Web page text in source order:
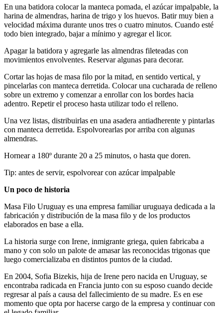
En una batidora colocar la manteca pomada, el azúcar impalpable, la
harina de almendras, harina de trigo y los huevos. Batir muy bien a
velocidad máxima durante unos tres o cuatro minutos. Cuando esté
todo bien integrado, bajar a mínimo y agregar el licor.
Apagar la batidora y agregarle las almendras fileteadas con
movimientos envolventes. Reservar algunas para decorar.
Cortar las hojas de masa filo por la mitad, en sentido vertical, y
pincelarlas con manteca derretida. Colocar una cucharada de relleno
sobre un extremo y comenzar a enrollar con los bordes hacia
adentro. Repetir el proceso hasta utilizar todo el relleno.
Una vez listas, distribuirlas en una asadera antiadherente y pintarlas
con manteca derretida. Espolvorearlas por arriba con algunas
almendras.
Hornear a 180º durante 20 a 25 minutos, o hasta que doren.
Tip: antes de servir, espolvorear con azúcar impalpable
Un poco de historia
Masa Filo Uruguay es una empresa familiar uruguaya dedicada a la
fabricación y distribución de la masa filo y de los productos
elaborados en base a ella.
La historia surge con Irene, inmigrante griega, quien fabricaba a
mano y con solo un palote de amasar las reconocidas trigonas que
luego comercializaba en distintos puntos de la ciudad.
En 2004, Sofia Bizekis, hija de Irene pero nacida en Uruguay, se
encontraba radicada en Francia junto con su esposo cuando decide
regresar al país a causa del fallecimiento de su madre. Es en ese
momento que opta por hacerse cargo de la empresa y continuar con